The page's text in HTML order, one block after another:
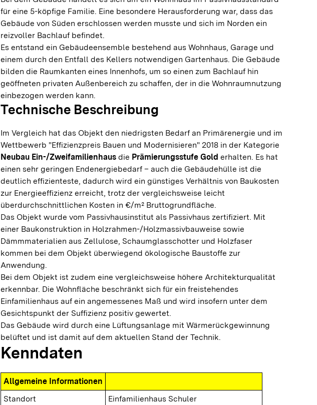
für eine 5-köpfige Familie. Eine besondere Herausforderung war, dass das
Gebäude von Süden erschlossen werden musste und sich im Norden ein
reizvoller Bachlauf befindet.
Es entstand ein Gebäudeensemble bestehend aus Wohnhaus, Garage und
einem durch den Entfall des Kellers notwendigen Gartenhaus. Die Gebäude
bilden die Raumkanten eines Innenhofs, um so einen zum Bachlauf hin
geöffneten privaten Außenbereich zu schaffen, der in die Wohnraumnutzung
einbezogen werden kann.
Technische Beschreibung
Im Vergleich hat das Objekt den niedrigsten Bedarf an Primärenergie und im
Wettbewerb "Effizienzpreis Bauen und Modernisieren" 2018 in der Kategorie
Neubau Ein-/Zweifamilienhaus die Prämierungsstufe Gold erhalten. Es hat
einen sehr geringen Endenergiebedarf – auch die Gebäudehülle ist die
deutlich effizienteste, dadurch wird ein günstiges Verhältnis von Baukosten
zur Energieeffizienz erreicht, trotz der vergleichsweise leicht
überdurchschnittlichen Kosten in €/m² Bruttogrundfläche.
Das Objekt wurde vom Passivhausinstitut als Passivhaus zertifiziert. Mit
einer Baukonstruktion in Holzrahmen-/Holzmassivbauweise sowie
Dämmmaterialien aus Zellulose, Schaumglasschotter und Holzfaser
kommen bei dem Objekt überwiegend ökologische Baustoffe zur
Anwendung.
Bei dem Objekt ist zudem eine vergleichsweise höhere Architekturqualität
erkennbar. Die Wohnfläche beschränkt sich für ein freistehendes
Einfamilienhaus auf ein angemessenes Maß und wird insofern unter dem
Gesichtspunkt der Suffizienz positiv gewertet.
Das Gebäude wird durch eine Lüftungsanlage mit Wärmerückgewinnung
belüftet und ist damit auf dem aktuellen Stand der Technik.
Kenndaten
Allgemeine Informationen
Standort
Einfamilienhaus Schuler